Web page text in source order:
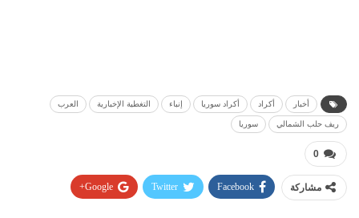
أخبار أكراد أكراد سوريا إنباء التغطية الإخبارية العرب
ريف حلب الشمالي سوريا
0
مشاركة Facebook
Twitter
Google+